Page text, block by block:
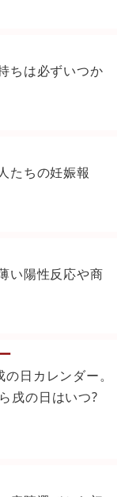
ちは必ずいつか
たちの妊娠報
い陽性反応や商
日カレンダー。
戌の日はいつ?